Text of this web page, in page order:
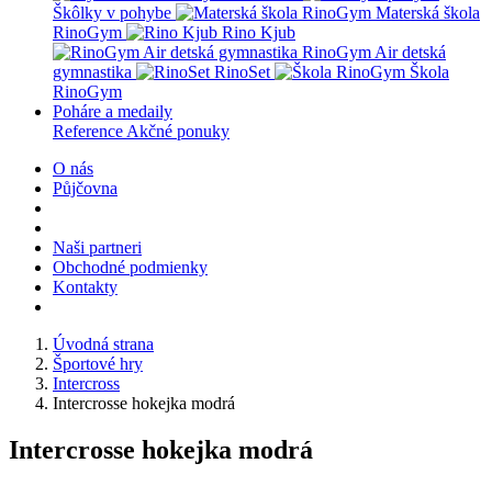
Škôlky v pohybe
Materská škola
RinoGym
Rino Kjub
RinoGym Air detská
gymnastika
RinoSet
Škola
RinoGym
Poháre a medaily
Reference Akčné ponuky
O nás
Půjčovna
Naši partneri
Obchodné podmienky
Kontakty
Úvodná strana
Športové hry
Intercross
Intercrosse hokejka modrá
Intercrosse hokejka modrá